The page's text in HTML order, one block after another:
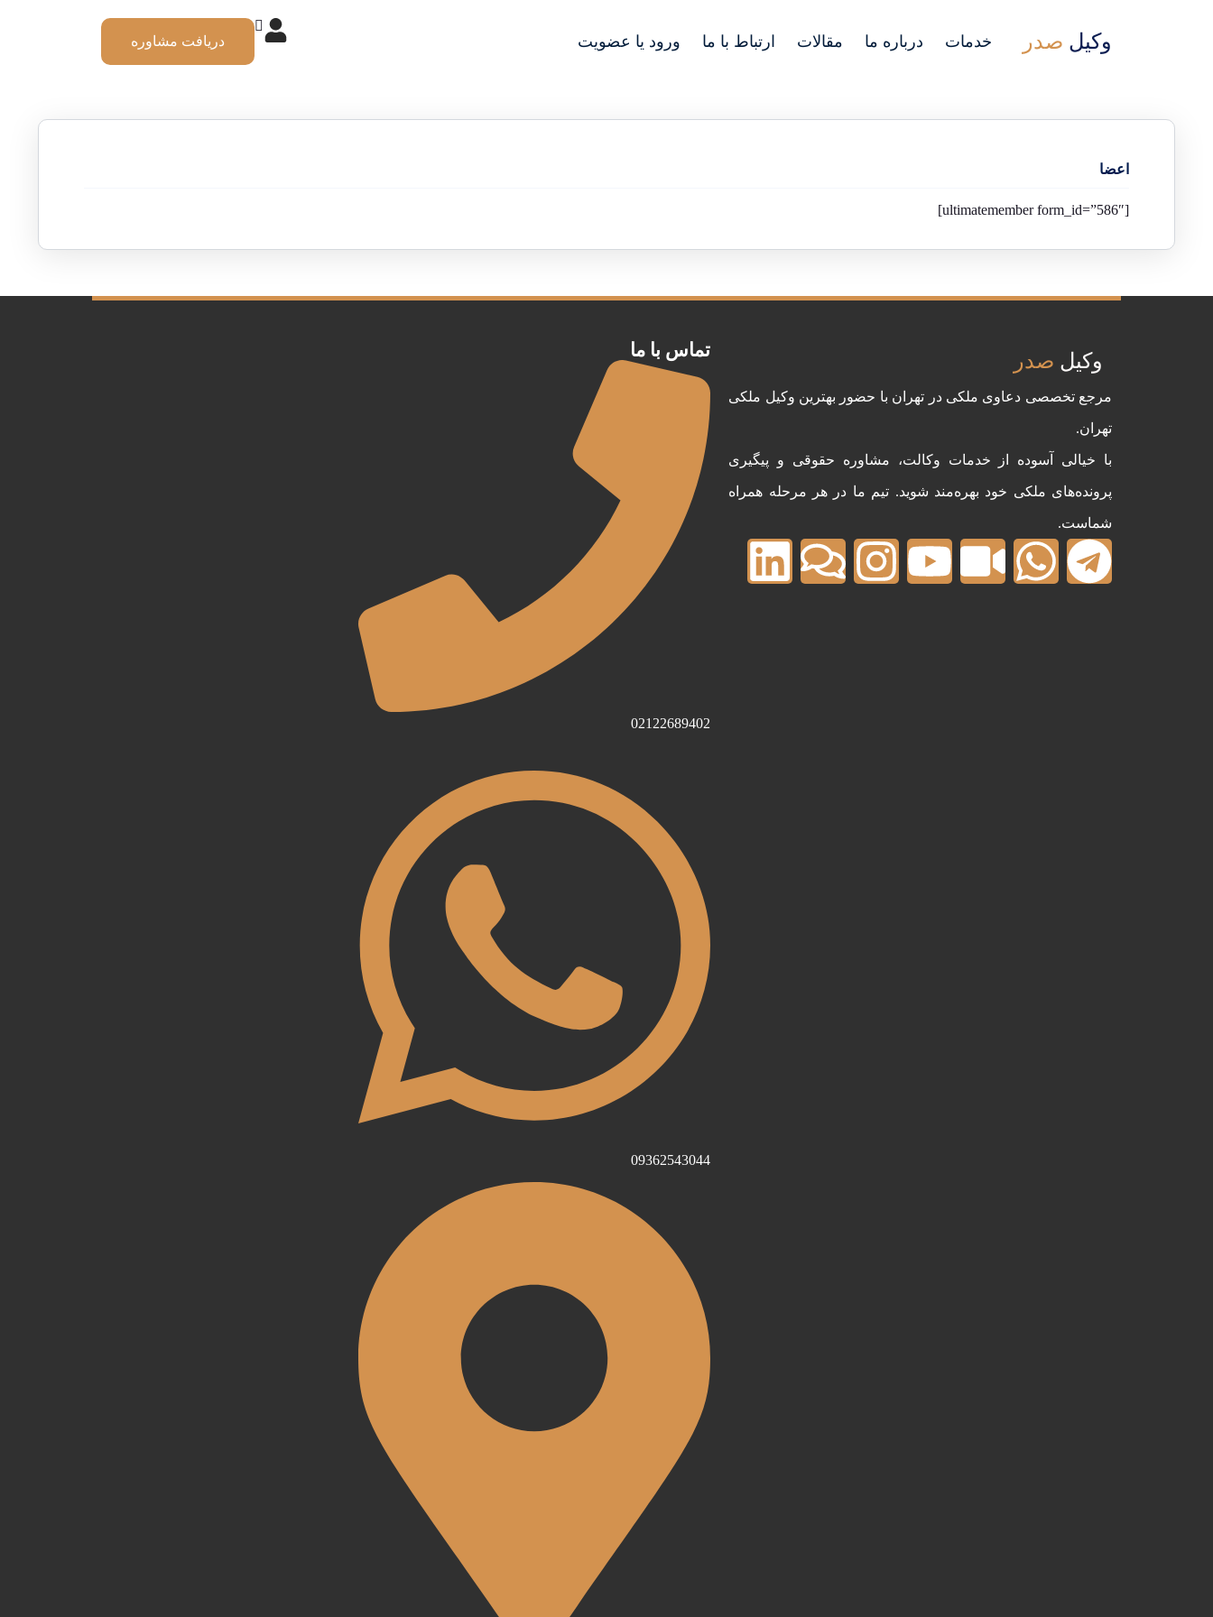
وکیل صدر خدمات درباره ما مقالات ارتباط با ما ورود یا عضویت دریافت مشاوره
اعضا
[ultimatemember form_id=”586″]
وکیل صدر
مرجع تخصصی دعاوی ملکی در تهران با حضور بهترین وکیل ملکی
تهران.
با خیالی آسوده از خدمات وکالت، مشاوره حقوقی و پیگیری
پرونده‌های ملکی خود بهره‌مند شوید. تیم ما در هر مرحله همراه
شماست.
تماس با ما
02122689402
09362543044